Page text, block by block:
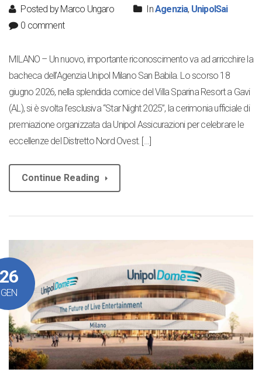
Posted by Marco Ungaro InAgenzia, UnipolSai
0 comment
MILANO – Un nuovo, importante riconoscimento va ad arricchire la
bacheca dell’Agenzia Unipol Milano San Babila. Lo scorso 18
giugno 2026, nella splendida cornice del Villa Sparina Resort a Gavi
(AL), si è svolta l’esclusiva “Star Night 2025”, la cerimonia ufficiale di
premiazione organizzata da Unipol Assicurazioni per celebrare le
eccellenze del Distretto Nord Ovest. […]
Continue Reading
GEN